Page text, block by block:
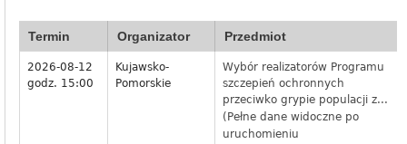
Termin Organizator Przedmiot
2026-08-12
godz. 15:00
Kujawsko-
Pomorskie
Wybór realizatorów Programu
szczepień ochronnych
przeciwko grypie populacji z...
(Pełne dane widoczne po
uruchomieniu